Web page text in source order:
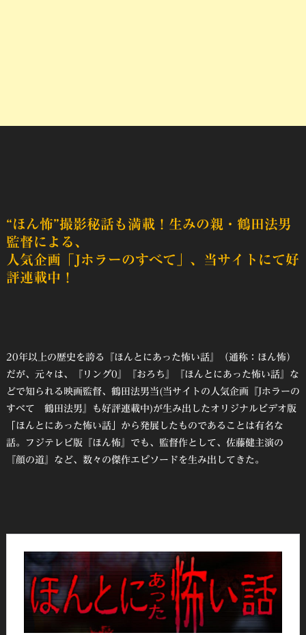
“ほん怖”撮影秘話も満載！生みの親・鶴田法男
監督による、
人気企画「Jホラーのすべて」、当サイトにて好
評連載中！
20年以上の歴史を誇る『ほんとにあった怖い話』（通称：ほん怖）
だが、元々は、『リング0』『おろち』『ほんとにあった怖い話』な
どで知られる映画監督、鶴田法男当(当サイトの人気企画『Jホラーの
すべて 鶴田法男』も好評連載中)が生み出したオリジナルビデオ版
「ほんとにあった怖い話」から発展したものであることは有名な
話。フジテレビ版『ほん怖』でも、監督作として、佐藤健主演の
『顔の道』など、数々の傑作エピソードを生み出してきた。